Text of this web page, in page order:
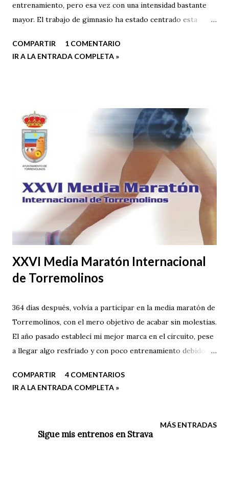
entrenamiento, pero esa vez con una intensidad bastante
mayor. El trabajo de gimnasio ha estado centrado esta
mancuernas, en MTB tiradas más largas en terrenos
COMPARTIR
1 COMENTARIO
IR A LA ENTRADA COMPLETA »
XXVI Media Maratón Internacional
de Torremolinos
364 días después, volvía a participar en la media maratón de
Torremolinos, con el mero objetivo de acabar sin molestias.
El año pasado establecí mi mejor marca en el circuito, pese
a llegar algo resfriado y con poco entrenamiento debido a
parón desde septiembre el panorama pintaba aun peor...
COMPARTIR
4 COMENTARIOS
IR A LA ENTRADA COMPLETA »
MÁS ENTRADAS
Sigue mis entrenos en Strava